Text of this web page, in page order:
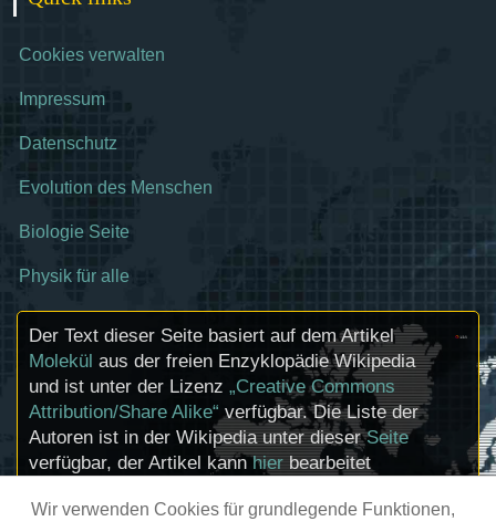
Wir verwenden Cookies für grundlegende Funktionen,
Cookies verwalten
Impressum
Datenschutz
Evolution des Menschen
Biologie Seite
Physik für alle
Der Text dieser Seite basiert auf dem Artikel
Molekül aus der freien Enzyklopädie Wikipedia
und ist unter der Lizenz „Creative Commons
Attribution/Share Alike“ verfügbar. Die Liste der
Autoren ist in der Wikipedia unter dieserSeite
verfügbar, der Artikel kannhierbearbeitet
zum Lizenzstatus eingebundener Mediendateien